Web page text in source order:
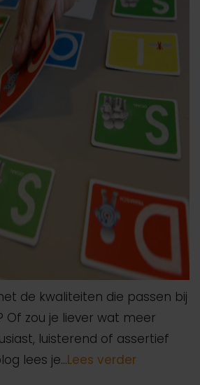
de kwaliteiten die passen bij
Of zou je liever wat meer
luisterend of assertief
lees je…Lees verder